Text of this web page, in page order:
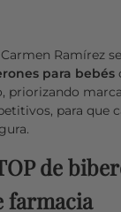
Ramírez
para bebés
priorizando
para que
de
farmacia